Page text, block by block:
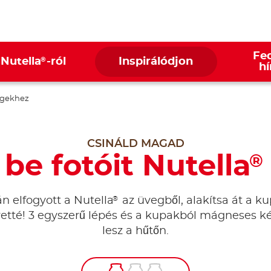
® -ról Inspirálódjon
CSINÁLD MAGAD
be fotóit Nutella®
elfogyott a Nutella®
az üvegből, alakítsa át a
3 egyszerű lépés és a kupakból mágneses
lesz a hűtőn.